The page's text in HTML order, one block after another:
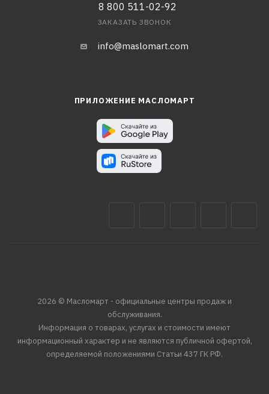
8 800 511-02-92
ЗАКАЗАТЬ ЗВОНОК
info@maslomart.com
ПРИЛОЖЕНИЕ МАСЛОМАРТ
2026 © Масломарт - официальные центры продаж и
обслуживания.
Информация о товарах, услугах и стоимости имеют
информационный характер и не являются публичной офертой,
определяемой положениями Статьи 437 ГК РФ.